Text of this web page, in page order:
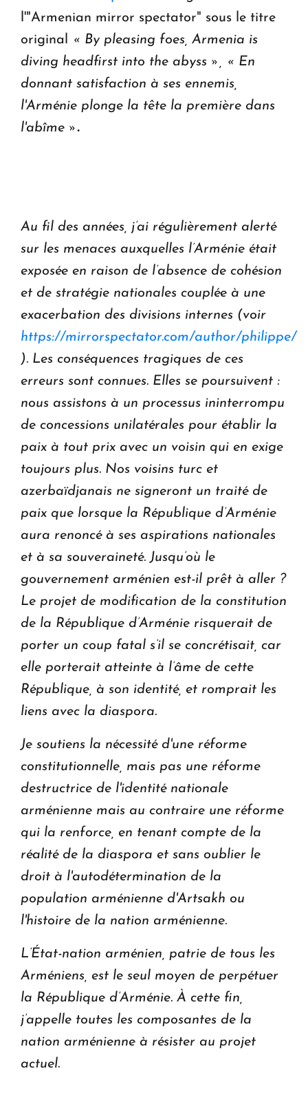
l'"Armenian mirror spectator" sous le titre
original « By pleasing foes, Armenia is
diving headfirst into the abyss », « En
donnant satisfaction à ses ennemis,
l'Arménie plonge la tête la première dans
l'abîme ».
Au fil des années, j’ai régulièrement alerté
sur les menaces auxquelles l’Arménie était
exposée en raison de l’absence de cohésion
et de stratégie nationales couplée à une
exacerbation des divisions internes (voir
https://mirrorspectator.com/author/philippe/
). Les conséquences tragiques de ces
erreurs sont connues. Elles se poursuivent :
nous assistons à un processus ininterrompu
de concessions unilatérales pour établir la
paix à tout prix avec un voisin qui en exige
toujours plus. Nos voisins turc et
azerbaïdjanais ne signeront un traité de
paix que lorsque la République d’Arménie
aura renoncé à ses aspirations nationales
et à sa souveraineté. Jusqu’où le
gouvernement arménien est-il prêt à aller ?
Le projet de modification de la constitution
de la République d’Arménie risquerait de
porter un coup fatal s’il se concrétisait, car
elle porterait atteinte à l’âme de cette
République, à son identité, et romprait les
liens avec la diaspora.
Je soutiens la nécessité d'une réforme
constitutionnelle, mais pas une réforme
destructrice de l'identité nationale
arménienne mais au contraire une réforme
qui la renforce, en tenant compte de la
réalité de la diaspora et sans oublier le
droit à l'autodétermination de la
population arménienne d'Artsakh ou
l'histoire de la nation arménienne.
L’État-nation arménien, patrie de tous les
Arméniens, est le seul moyen de perpétuer
la République d’Arménie. À cette fin,
j’appelle toutes les composantes de la
nation arménienne à résister au projet
actuel.